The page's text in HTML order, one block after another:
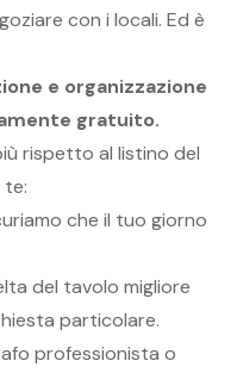
con i locali. Ed è
e organizzazione
gratuito.
rispetto al listino del
te:
che il tuo giorno
del tavolo migliore
particolare.
professionista o